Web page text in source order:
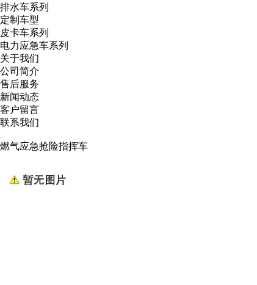
排水车系列
定制车型
皮卡车系列
电力应急车系列
关于我们
公司简介
售后服务
新闻动态
客户留言
联系我们
燃气应急抢险指挥车